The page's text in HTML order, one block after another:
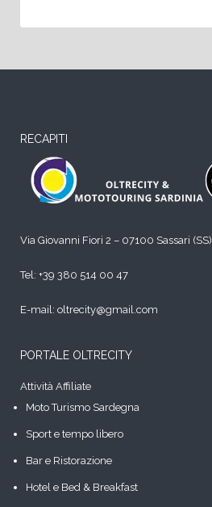
RECAPITI
Via Giovanni Fiori 2 – 07100 Sassari (SS)
Tel: +39 380 514 00 47
E-mail: oltrecity@gmail.com
PORTALE OLTRECITY
Attività Affiliate
Moto Turismo Sardegna
Sport e tempo libero
Bar e Ristorazione
Hotel e Bed & Breakfast